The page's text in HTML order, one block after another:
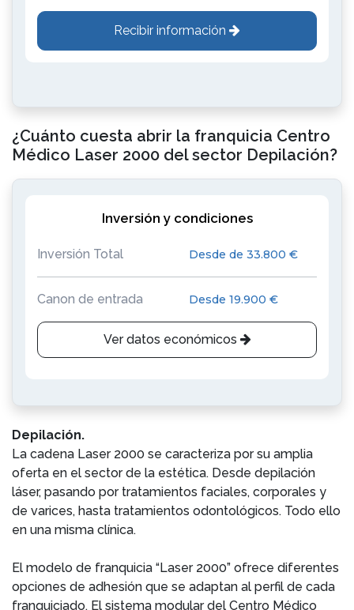
Recibir información
¿Cuánto cuesta abrir la franquicia Centro
Médico Laser 2000 del sector Depilación?
Inversión y condiciones
Inversión Total Desde de 33.800 €
Canon de entrada Desde 19.900 €
Ver datos económicos
Depilación.
La cadena Laser 2000 se caracteriza por su amplia
oferta en el sector de la estética. Desde depilación
láser, pasando por tratamientos faciales, corporales y
de varices, hasta tratamientos odontológicos. Todo ello
en una misma clínica.
El modelo de franquicia “Laser 2000” ofrece diferentes
opciones de adhesión que se adaptan al perfil de cada
franquiciado. El sistema modular del Centro Médico